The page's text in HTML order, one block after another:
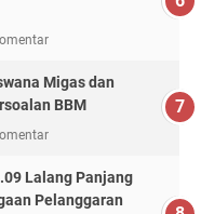
Migas dan
BBM
Lalang Panjang
Pelanggaran